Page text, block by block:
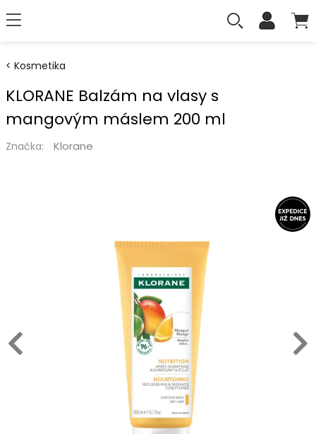
Kosmetika
KLORANE Balzám na vlasy s
mangovým máslem 200 ml
Značka: Klorane